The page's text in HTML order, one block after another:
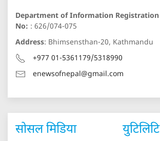
Department of Information Registration
No: : 626/074-075
Address: Bhimsensthan-20, Kathmandu
+977 01-5361179/5318990
enewsofnepal@gmail.com
सोसल मिडिया युटिलिटि